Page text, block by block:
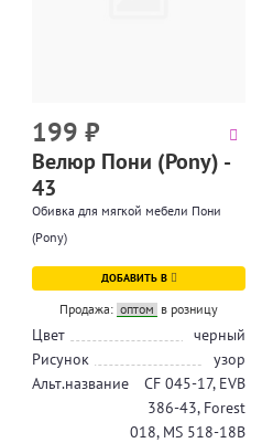
199 ₽
Велюр Пони (Pony) -
43
Обивка для мягкой мебели Пони
(Pony)
ДОБАВИТЬ В
Продажа: оптом в розницу
Цвет
черный
Рисунок
узор
Альт.название
CF 045-17, EVB
386-43, Forest
018, MS 518-18В